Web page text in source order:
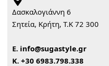
Δασκαλογιάννη 6
Σητεία, Κρήτη, Τ.Κ 72 300
Ε. info@sugastyle.gr
Κ. +30 6983.798.338